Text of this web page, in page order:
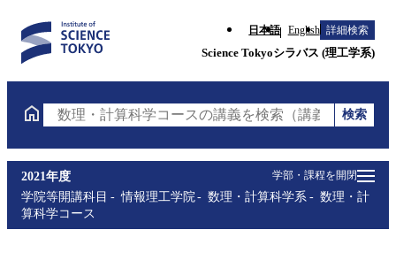
日本語 English 詳細検索
Science Tokyoシラバス (理工学系)
数理・計算科学コースの講義を検索（講義名・科目
検索
学部・課程を開閉
2021年度
学院等開講科目
情報理工学院 数理・計算科学系
数理・計
算科学コース